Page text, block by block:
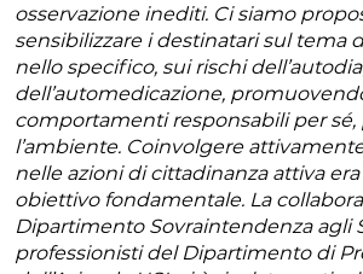
osservazione inediti. Ci siamo
sensibilizzare i destinatari sul tema
nello specifico, sui rischi
dell’automedicazione,
comportamenti responsabili per sé,
l’ambiente. Coinvolgere
nelle azioni di cittadinanza attiva
obiettivo fondamentale. La
Dipartimento Sovraintendenza agli
professionisti del Dipartimento di